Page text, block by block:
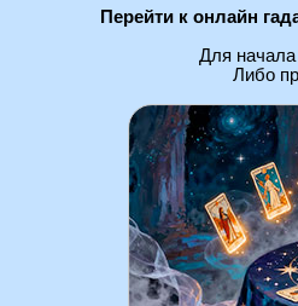
Перейти к онлайн
Для
Либо